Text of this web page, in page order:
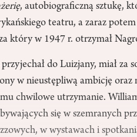
, autobiograficzną sztukę,
teatru, a zaraz
który w 1947 r. otrzymał
do Luizjany, miał za
w nieustępliwą ambicję
chwilowe utrzymanie.
się w szemranych
w wystawach i